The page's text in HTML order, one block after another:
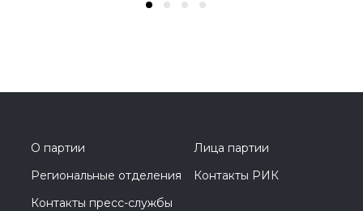
О партии
Лица партии
Региональные отделения
Контакты РИК
Контакты пресс-службы